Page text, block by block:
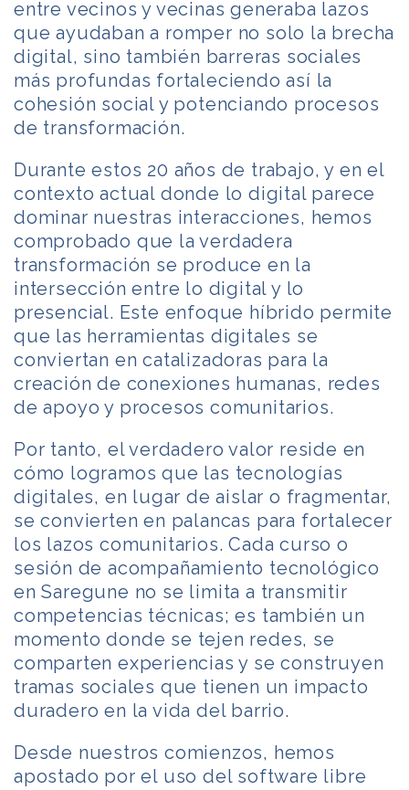
entre vecinos y vecinas generaba lazos
que ayudaban a romper no solo la brecha
digital, sino también barreras sociales
más profundas fortaleciendo así la
cohesión social y potenciando procesos
de transformación.
Durante estos 20 años de trabajo, y en el
contexto actual donde lo digital parece
dominar nuestras interacciones, hemos
comprobado que la verdadera
transformación se produce en la
intersección entre lo digital y lo
presencial. Este enfoque híbrido permite
que las herramientas digitales se
conviertan en catalizadoras para la
creación de conexiones humanas, redes
de apoyo y procesos comunitarios.
Por tanto, el verdadero valor reside en
cómo logramos que las tecnologías
digitales, en lugar de aislar o fragmentar,
se convierten en palancas para fortalecer
los lazos comunitarios. Cada curso o
sesión de acompañamiento tecnológico
en Saregune no se limita a transmitir
competencias técnicas; es también un
momento donde se tejen redes, se
comparten experiencias y se construyen
tramas sociales que tienen un impacto
duradero en la vida del barrio.
Desde nuestros comienzos, hemos
apostado por el uso del software libre